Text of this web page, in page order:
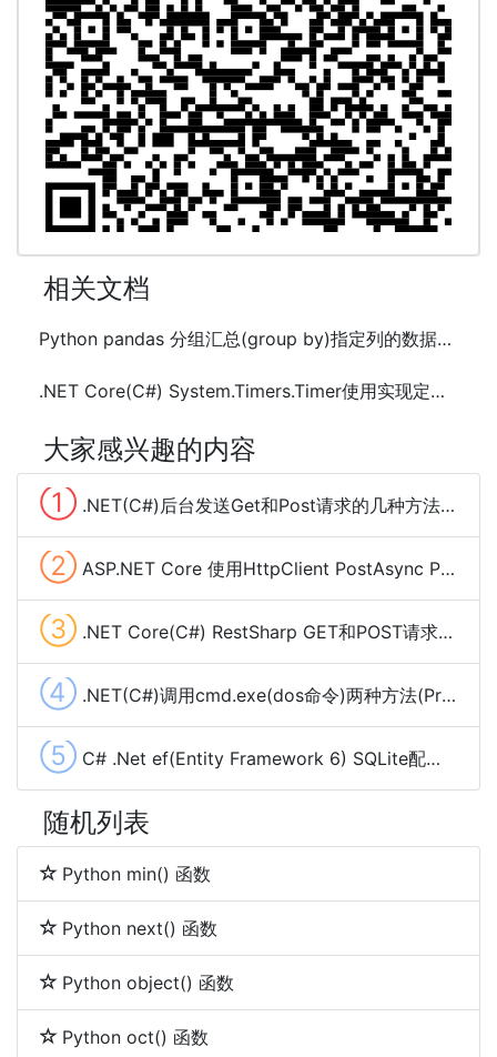
相关文档
Python pandas 分组汇总(group by)指定列的数据方法及示例代码
.NET Core(C#) System.Timers.Timer使用实现定时任务及示例代码
大家感兴趣的内容
① .NET(C#)后台发送Get和Post请求的几种方法总结
② ASP.NET Core 使用HttpClient PostAsync POST Json数据
③ .NET Core(C#) RestSharp GET和POST请求、下载大文件及cookie管理
④ .NET(C#)调用cmd.exe(dos命令)两种方法(Process,Cli)
⑤ C# .Net ef(Entity Framework 6) SQLite配置使用(codefirst)
随机列表
Python min() 函数
Python next() 函数
Python object() 函数
Python oct() 函数